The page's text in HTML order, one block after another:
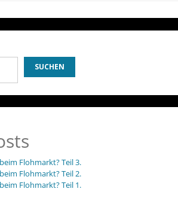
SUCHEN
Flohmarkt? Teil 3.
Flohmarkt? Teil 2.
Flohmarkt? Teil 1.